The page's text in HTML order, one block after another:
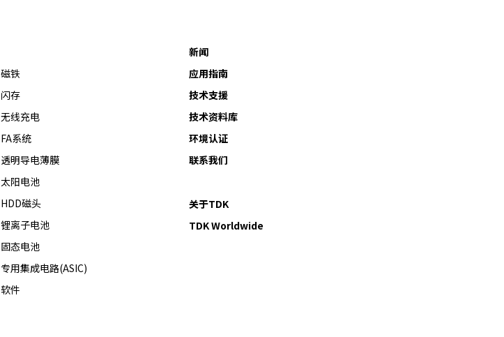
磁铁
闪存
无线充电
FA系统
透明导电薄膜
太阳电池
HDD磁头
锂离子电池
固态电池
专用集成电路(ASIC)
软件
新闻
应用指南
技术支援
技术资料库
环境认证
联系我们
关于TDK
TDK Worldwide